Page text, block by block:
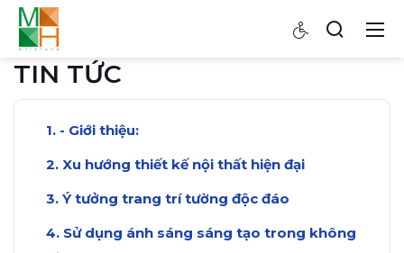
TIN TỨC
- Giới thiệu:
Xu hướng thiết kế nội thất hiện đại
Ý tưởng trang trí tường độc đáo
Sử dụng ánh sáng sáng tạo trong không